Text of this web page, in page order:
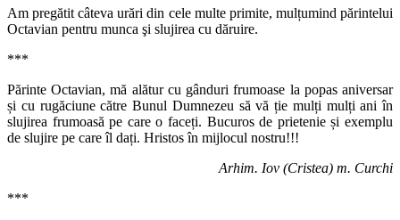
Am pregătit câteva urări din cele multe primite, mulțumind părintelui
Octavian pentru munca şi slujirea cu dăruire.
***
Părinte Octavian, mă alătur cu gânduri frumoase la popas aniversar
și cu rugăciune către Bunul Dumnezeu să vă ție mulți mulți ani în
slujirea frumoasă pe care o faceți. Bucuros de prietenie și exemplu
de slujire pe care îl dați. Hristos în mijlocul nostru!!!
Arhim. Iov (Cristea) m. Curchi
***